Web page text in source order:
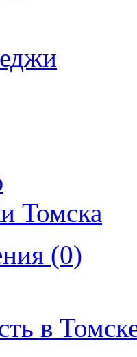
Томска
(0)
в